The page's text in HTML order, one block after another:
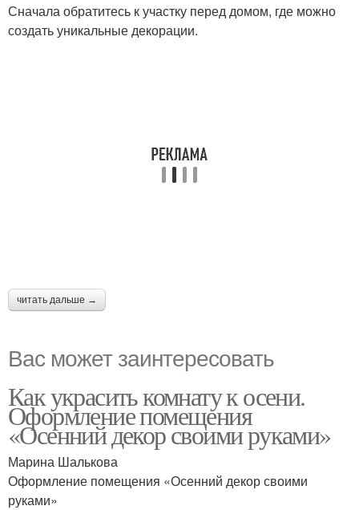
Сначала обратитесь к участку перед домом, где можно
создать уникальные декорации.
читать дальше →
Вас может заинтересовать
Как украсить комнату к осени.
Оформление помещения
«Осенний декор своими руками»
Марина Шалькова
Оформление помещения «Осенний декор своими
руками»